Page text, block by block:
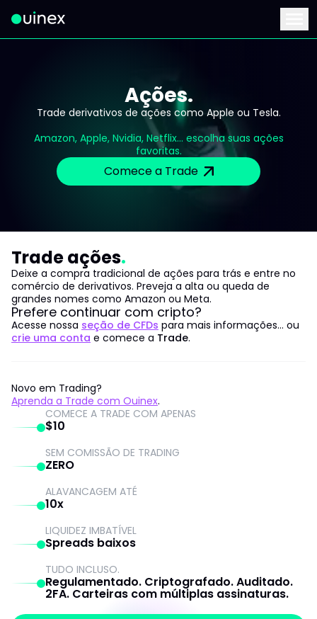
Este é o logo e ao clicar redireciona para a página inicial
Ações.
Trade derivativos de ações como Apple ou Tesla.
Amazon, Apple, Nvidia, Netflix... escolha suas ações
favoritas.
Comece a Trade
Trade ações
Deixe a compra tradicional de ações para trás e entre no
comércio de derivativos. Preveja a alta ou queda de
grandes nomes como Amazon ou Meta.
Prefere continuar com cripto?
Acesse nossa seção de CFDs para mais informações... ou
crie uma conta e comece a Trade.
Novo em Trading?
Aprenda a Trade com Ouinex.
COMECE A TRADE COM APENAS
$10
SEM COMISSÃO DE TRADING
ZERO
ALAVANCAGEM ATÉ
10x
LIQUIDEZ IMBATÍVEL
Spreads baixos
TUDO INCLUSO.
Regulamentado. Criptografado. Auditado.
2FA. Carteiras com múltiplas assinaturas.